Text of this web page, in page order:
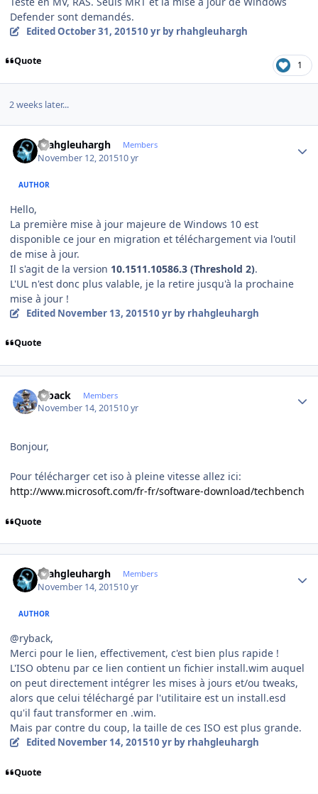
Defender sont demandés.
EditedOctober 31, 201510 yrby rhahgleuhargh
Quote 1
2 weeks later...
rhahgleuhargh Members
November 12, 201510 yr
AUTHOR
Hello,
La première mise à jour majeure de Windows 10 est
disponible ce jour en migration et téléchargement via l'outil
de mise à jour.
Il s'agit de la version 10.1511.10586.3 (Threshold 2).
L'UL n'est donc plus valable, je la retire jusqu'à la prochaine
mise à jour !
Edited November 13, 201510 yrby rhahgleuhargh
Quote
ryback Members
November 14, 201510 yr
Bonjour,
Pour télécharger cet iso à pleine vitesse allez ici:
http://www.microsoft.com/fr-fr/software-download/techbench
Quote
rhahgleuhargh Members
November 14, 201510 yr
AUTHOR
@ryback,
Merci pour le lien, effectivement, c'est bien plus rapide !
L'ISO obtenu par ce lien contient un fichier install.wim auquel
on peut directement intégrer les mises à jours et/ou tweaks,
alors que celui téléchargé par l'utilitaire est un install.esd
qu'il faut transformer en .wim.
Mais par contre du coup, la taille de ces ISO est plus grande.
Edited November 14, 201510 yrby rhahgleuhargh
Quote